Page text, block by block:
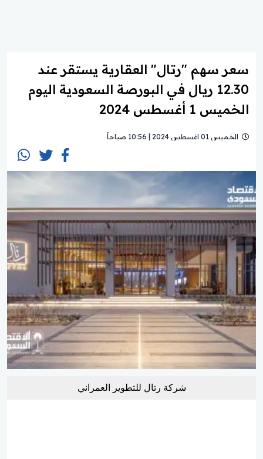
سعر سهم "رتال" العقارية يستقر عند
12.30 ريال في البورصة السعودية اليوم
الخميس 1 أغسطس 2024
الخميس 01 اغسطس 2024 | 10:56 صباحاً
شركة رتال للتطوير العمراني